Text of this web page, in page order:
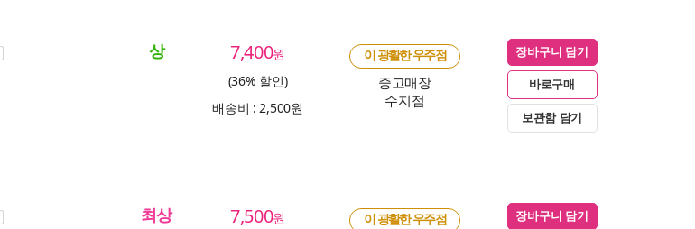
상 7,400원
(36% 할인)
배송비 : 2,500원
이 광활한 우주점
중고매장
수지점
장바구니 담기
바로구매
보관함 담기
최상 7,500원
이 광활한 우주점 장바구니 담기